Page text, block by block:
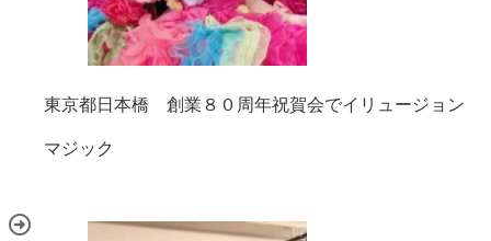
東京都日本橋 創業８０周年祝賀会でイリュージョン
マジック